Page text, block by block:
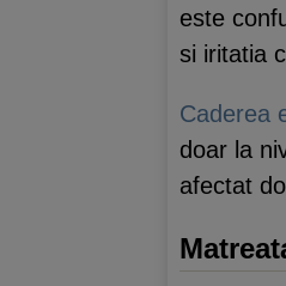
este
si iritatia
Caderea
doar la
afectat